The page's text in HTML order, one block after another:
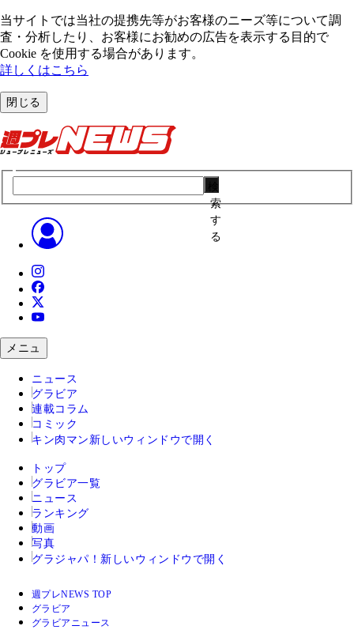
当サイトでは当社の提携先等がお客様のニーズ等について調
査・分析したり、お客様にお勧めの広告を表⽰する⽬的で
Cookie を使⽤する場合があります。
詳しくはこちら
閉じる
索
す
る
メニュ
ニュース
グラビア
連載コラム
コミック
キン肉マン 新しいウィンドウで開く
トップ
グラビア一覧
ニュース
ランキング
動画
写真
グラジャパ！ 新しいウィンドウで開く
週プレNEWS TOP
グラビア
グラビアニュース